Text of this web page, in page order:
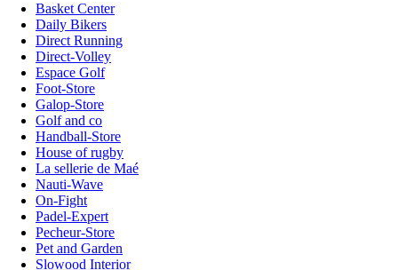
Basket Center
Daily Bikers
Direct Running
Direct-Volley
Espace Golf
Foot-Store
Galop-Store
Golf and co
Handball-Store
House of rugby
La sellerie de Maé
Nauti-Wave
On-Fight
Padel-Expert
Pecheur-Store
Pet and Garden
Slowood Interior